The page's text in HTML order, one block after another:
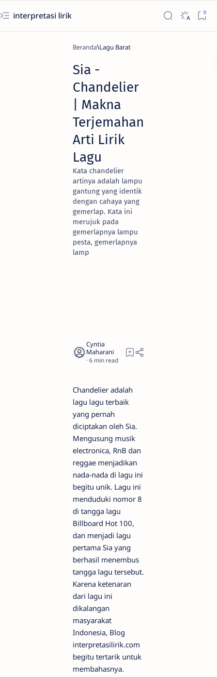
interpretasi lirik
Beranda Lagu Barat
Sia -
Chandelier
| Makna
Terjemahan
Arti Lirik
Lagu
Kata chandelier
artinya adalah lampu
gantung yang identik
dengan cahaya yang
gemerlap. Kata ini
merujuk pada
gemerlapnya lampu
pesta, gemerlapnya
lamp
6
Chandelier adalah
lagu lagu terbaik
yang pernah
diciptakan oleh Sia.
Mengusung musik
electronica, RnB dan
reggae menjadikan
nada-nada di lagu ini
begitu unik. Lagu ini
menduduki nomor 8
di tangga lagu
Billboard Hot 100,
dan menjadi lagu
pertama Sia yang
berhasil menembus
tangga lagu tersebut.
Karena ketenaran
dari lagu ini
dikalangan
masyarakat
Indonesia, Blog
interpretasilirik.com
begitu tertarik untuk
membahasnya.